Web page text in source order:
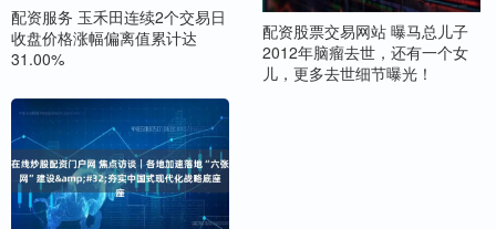
配资服务 玉禾田连续2个交易日
收盘价格涨幅偏离值累计达
31.00%
配资股票交易网站 曝马总儿子
2012年脑瘤去世，还有一个女
儿，更多去世细节曝光！